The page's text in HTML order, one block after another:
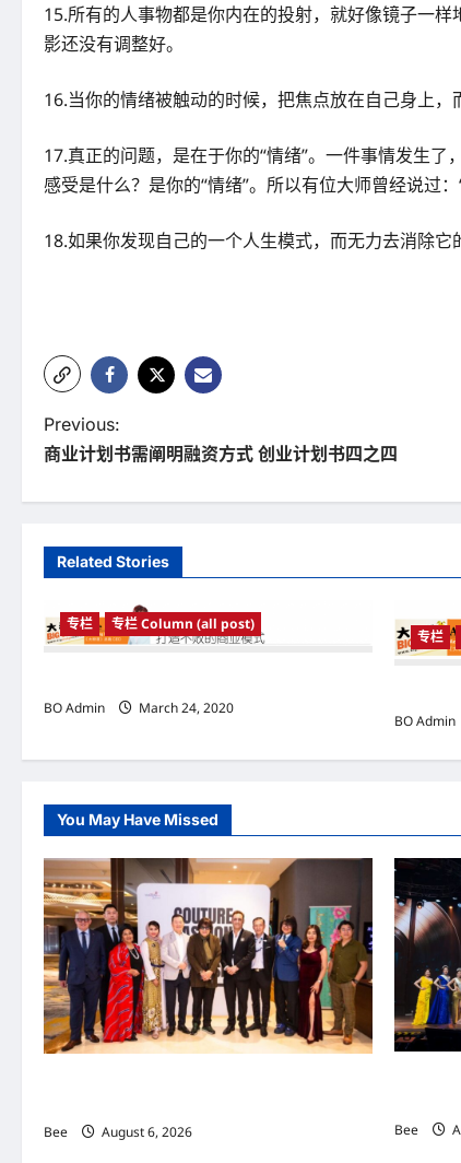
15.所有的人事物都是你内在的投射，就好像镜子一
影还没有调整好。
16.当你的情绪被触动的时候，把焦点放在自己身上
17.真正的问题，是在于你的“情绪”。一件事情发生
感受是什么？是你的“情绪”。所以有位大师曾经说过
18.如果你发现自己的一个人生模式，而无力去消除
P
o
s
t
n
a
i
i
o
n
Previous:
商业计划书需阐明融资方式 创业计划书四之四
Related Stories
专栏 专栏 Column (all post)
BO Admin
March 24, 2020
专栏
BO Admin
You May Have Missed
Bee
August 6, 2026
Bee